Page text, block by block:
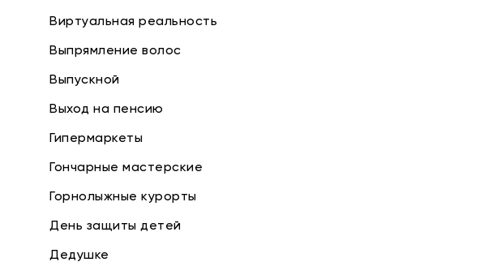
Виртуальная реальность
Выпрямление волос
Выпускной
Выход на пенсию
Гипермаркеты
Гончарные мастерские
Горнолыжные курорты
День защиты детей
Дедушке